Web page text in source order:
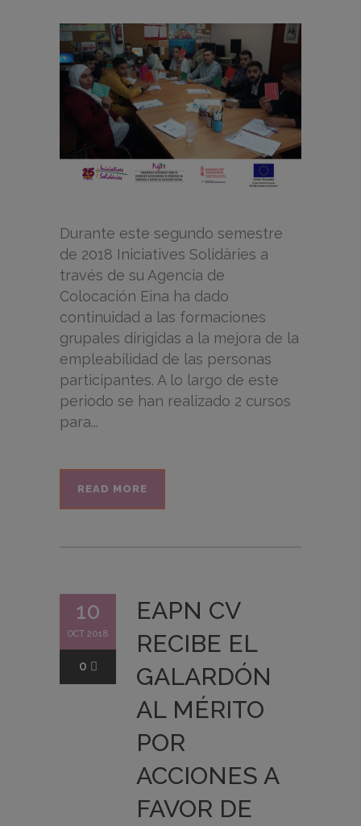
Durante este segundo semestre
de 2018 Iniciatives Solidàries a
través de su Agencia de
Colocación Eina ha dado
continuidad a las formaciones
grupales dirigidas a la mejora de la
empleabilidad de las personas
participantes. A lo largo de este
periodo se han realizado 2 cursos
para...
READ MORE
10
OCT 2018
0
EAPN CV
RECIBE EL
GALARDÓN
AL MÉRITO
POR
ACCIONES A
FAVOR DE